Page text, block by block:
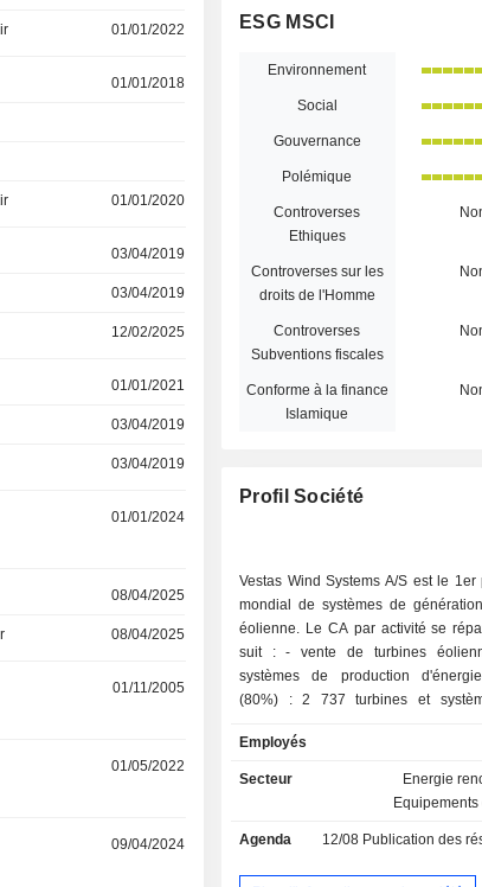
01/01/2022
01/01/2018
01/01/2020
03/04/2019
03/04/2019
12/02/2025
01/01/2021
03/04/2019
03/04/2019
01/01/2024
08/04/2025
08/04/2025
01/11/2005
01/05/2022
09/04/2024
ESG MSCI
Environnement
Social
Gouvernance
Polémique
Controverses
Ethiques
Controverses sur les
droits de l'Homme
Controverses
Subventions fiscales
Conforme à la finance
Islamique
Profil Société
Vestas Wind Systems A/S est le 1er
mondial de systèmes de
éolienne. Le CA par activité se
suit : - vente de turbines éoliennes et de
systèmes de production
(80%) : 2 737 turbines et
2025. Le groupe commercialise
pièces de rechange ; - prestations de services
(20%) : notamment prestations de
La répartition géographique du
Employés
Secteur
Energie
Agenda 12/08 Publication des résultats